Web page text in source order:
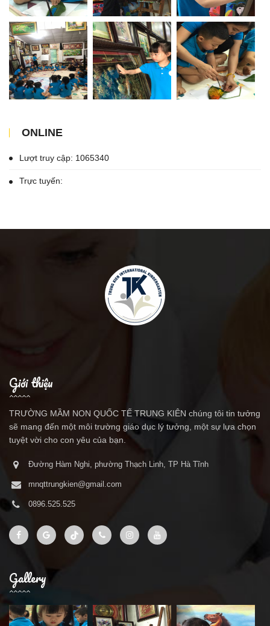
ONLINE
Lượt truy cập: 1065340
Trực tuyến:
Giới thiệu
TRƯỜNG MẦM NON QUỐC TẾ TRUNG KIÊN chúng tôi tin tưởng
sẽ mang đến một môi trường giáo dục lý tưởng, một sự lựa chọn
tuyệt vời cho con yêu của bạn.
Đường Hàm Nghi, phường Thạch Linh, TP Hà Tĩnh
mnqttrungkien@gmail.com
0896.525.525
Gallery